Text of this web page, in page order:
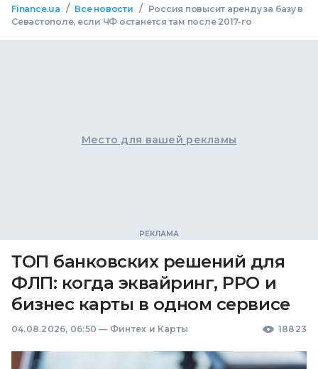
Finance.ua / Все новости /
Россия повысит аренду за базу в
Севастополе, если ЧФ останется там после 2017-го
Место для вашей рекламы
ТОП банковских решений для
ФЛП: когда эквайринг, РРО и
бизнес карты в одном сервисе
04.08.2026, 06:50 — Финтех и Карты 18823